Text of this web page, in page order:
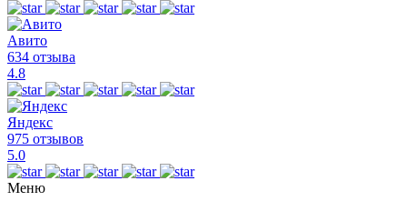
Авито
634 отзыва
4.8
Яндекс
975 отзывов
5.0
Меню